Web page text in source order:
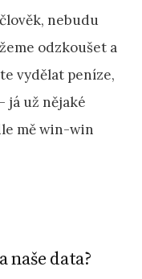
nebudu
odzkoušet a
vydělat peníze,
já už nějaké
mě win-win
naše data?